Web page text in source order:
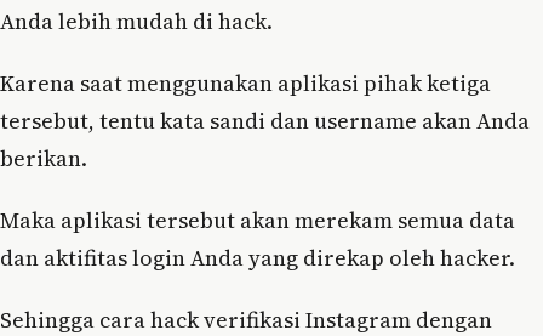
Anda lebih mudah di hack.
Karena saat menggunakan aplikasi pihak ketiga
tersebut, tentu kata sandi dan username akan Anda
berikan.
Maka aplikasi tersebut akan merekam semua data
dan aktifitas login Anda yang direkap oleh hacker.
Sehingga cara hack verifikasi Instagram dengan